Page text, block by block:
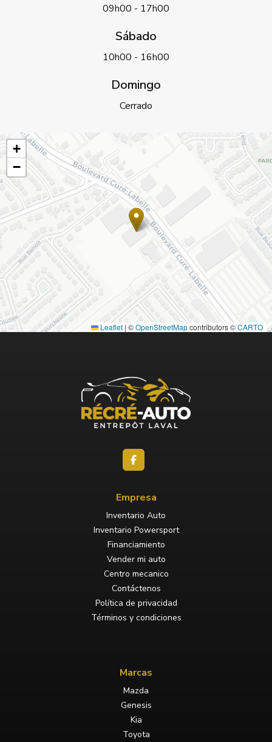
09h00 - 17h00
Sábado
10h00 - 16h00
Domingo
Cerrado
+
−
Leaflet | ©OpenStreetMapcontributors ©CARTO
Empresa
Inventario Auto
Inventario Powersport
Financiamiento
Vender mi auto
Centro mecanico
Contáctenos
Política de privacidad
Términos y condiciones
Marcas
Mazda
Genesis
Kia
Toyota